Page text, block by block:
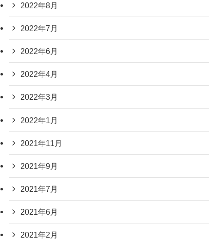
2022年8月
2022年7月
2022年6月
2022年4月
2022年3月
2022年1月
2021年11月
2021年9月
2021年7月
2021年6月
2021年2月